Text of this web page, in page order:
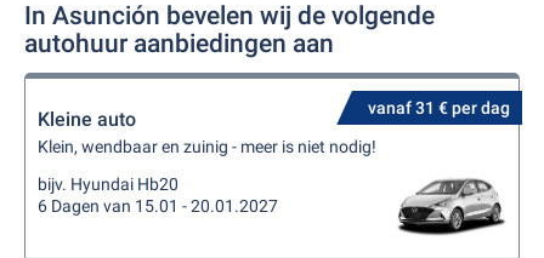
In Asunción bevelen wij de volgende
autohuur aanbiedingen aan
vanaf 31 € per dag
Kleine auto
Klein, wendbaar en zuinig - meer is niet nodig!
bijv. Hyundai Hb20
6 Dagen van 15.01 - 20.01.2027